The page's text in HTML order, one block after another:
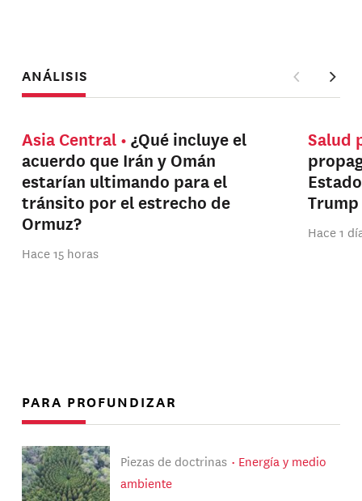
ANÁLISIS
Asia Central
¿Qué incluye el
acuerdo que Irán y Omán
estarían ultimando para el
tránsito por el estrecho de
Ormuz?
Hace 15 horas
Salud
Trump
Hace 1
PARA PROFUNDIZAR
Piezas de doctrinas
Energía y medio
ambiente